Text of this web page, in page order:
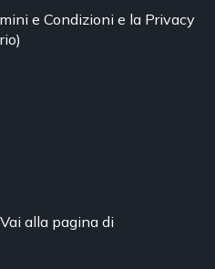
e Condizioni e la Privacy
alla pagina di